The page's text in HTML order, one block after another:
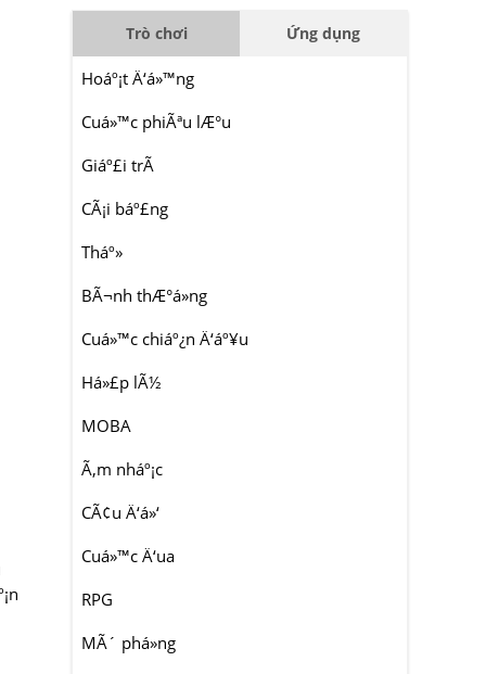
Trò chơi Ứng dụng
Hoáº¡t Ä‘á»™ng
Cuá»™c phiÃªu lÆ°u
Giáº£i trÃ­
CÃ¡i báº£ng
Tháº»
BÃ¬nh thÆ°á»ng
Cuá»™c chiáº¿n Ä‘áº¥u
Há»£p lÃ½
MOBA
Ã‚m nháº¡c
CÃ¢u Ä‘á»‘
Cuá»™c Ä‘ua
RPG
MÃ´ phá»ng